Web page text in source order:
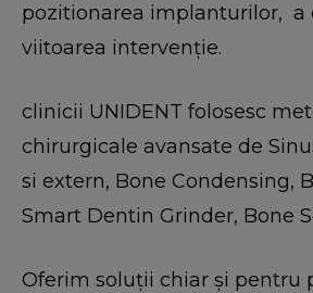
pozitionarea implanturilor, a
viitoarea intervenție.
clinicii UNIDENT folosesc
chirurgicale avansate de
si extern, Bone Condensing,
Smart Dentin Grinder, Bone
Oferim soluții chiar și pentru